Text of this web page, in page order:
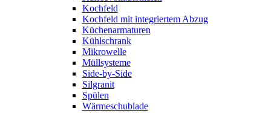
Kochfeld
Kochfeld mit integriertem Abzug
Küchenarmaturen
Kühlschrank
Mikrowelle
Müllsysteme
Side-by-Side
Silgranit
Spülen
Wärmeschublade